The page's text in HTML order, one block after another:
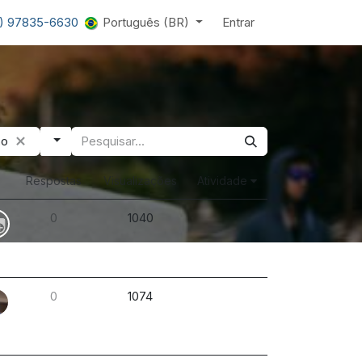
97835-6630 Português (BR) Entrar
Respostas Visualizações Atividade
0 1040
0 1074